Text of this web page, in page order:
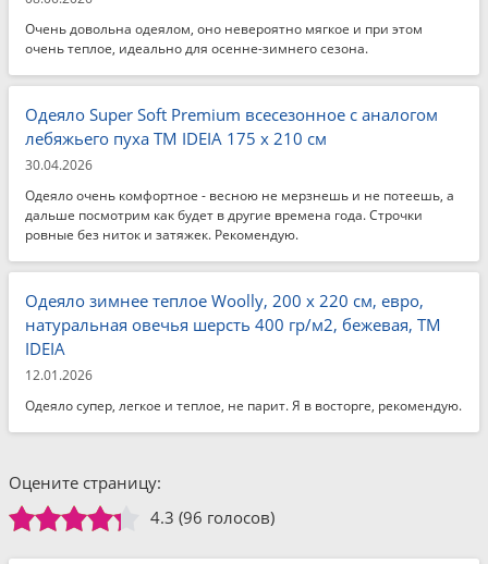
Очень довольна одеялом, оно невероятно мягкое и при этом
очень теплое, идеально для осенне-зимнего сезона.
Одеяло Super Soft Premium всесезонное с аналогом
лебяжьего пуха TM IDEIA 175 x 210 см
30.04.2026
Одеяло очень комфортное - весною не мерзнешь и не потеешь, а
дальше посмотрим как будет в другие времена года. Строчки
ровные без ниток и затяжек. Рекомендую.
Одеяло зимнее теплое Woolly, 200 x 220 см, евро,
натуральная овечья шерсть 400 гр/м2, бежевая, ТМ
IDEIA
12.01.2026
Одеяло супер, легкое и теплое, не парит. Я в восторге, рекомендую.
Оцените страницу:
4.3 (96 голосов)